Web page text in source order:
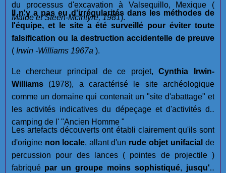
du processus d'excavation à Valsequillo, Mexique (
Malde et Steen-McIntyre, 1981).
Il n'y a pas eu d'irrégularités dans les méthodes de
l'équipe, et le site a été surveillé pour éviter toute
falsification ou la destruction accidentelle de preuve
( Irwin -Williams 1967a ).
Le chercheur principal de ce projet, Cynthia Irwin-
Williams (1978), a caractérisé le site archéologique
comme un domaine qui contenait un "site d'abattage" et
les activités indicatives du dépeçage et d'activités de
camping de l' "Ancien Homme "
Les artefacts découverts ont établi clairement qu'ils sont
d'origine non locale, allant d'un rude objet unifacial de
percussion pour des lances ( pointes de projectile )
fabriqué par un groupe moins sophistiqué, jusqu'à